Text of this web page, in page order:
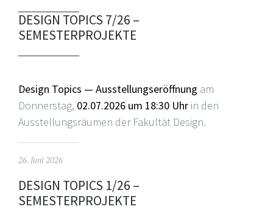
DESIGN TOPICS 7/26 –
SEMESTERPROJEKTE
Design Topics — Ausstellungseröffnung am
Donnerstag, 02.07.2026 um 18:30 Uhr in den
Ausstellungsräumen der Fakultät Design.
26. Juni 2026
DESIGN TOPICS 1/26 –
SEMESTERPROJEKTE